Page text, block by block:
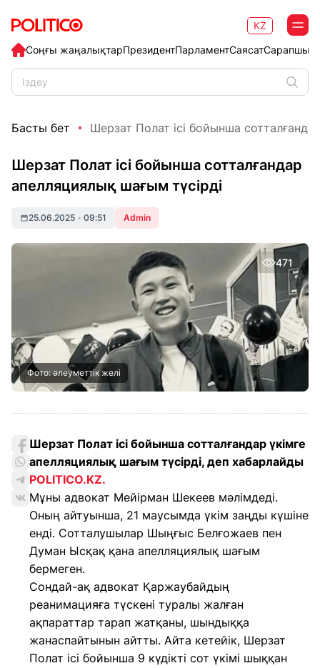
Соңғы жаңалықтарПрезидентПарламентСаясат
KZ
Басты бет Шерзат Полат ісі бойынша
Шерзат Полат ісі бойынша сотталғандар
апелляциялық шағым түсірді
25.06.2025 • 09:51 Admin
471
Фото: әлеуметтік желі
Шерзат Полат ісі бойынша сотталғандар үкімге
апелляциялық шағым түсірді, деп хабарлайды
POLITICO.KZ.
Мұны адвокат Мейірман Шекеев мәлімдеді.
Оның айтуынша, 21 маусымда үкім заңды күшіне
енді. Сотталушылар Шыңғыс Белғожаев пен
Думан Ысқақ қана апелляциялық шағым
бермеген.
Сондай-ақ адвокат Қаржаубайдың
реанимацияға түскені туралы жалған
ақпараттар тарап жатқаны, шындыққа
жанаспайтынын айтты. Айта кетейік, Шерзат
Полат ісі бойынша 9 күдікті сот үкімі шыққан